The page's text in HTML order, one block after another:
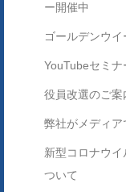
ー開催中
ゴールデンウ
YouTubeセミ
役員改選のご案
弊社がメディア
新型コロナウ
ついて